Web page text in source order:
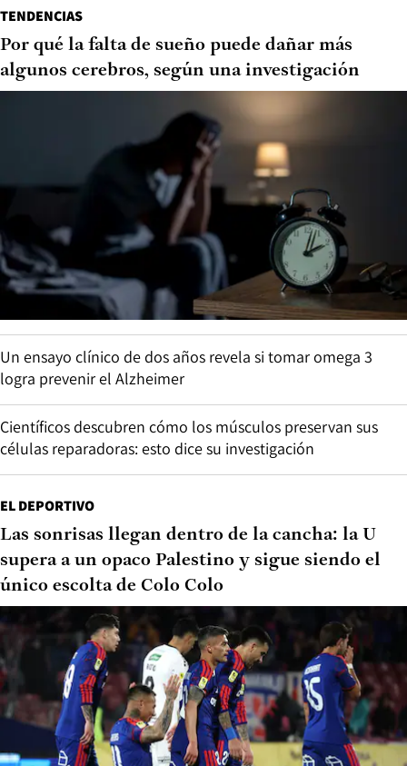
TENDENCIAS
Por qué la falta de sueño puede dañar más
algunos cerebros, según una investigación
Un ensayo clínico de dos años revela si tomar omega 3
logra prevenir el Alzheimer
Científicos descubren cómo los músculos preservan sus
células reparadoras: esto dice su investigación
EL DEPORTIVO
Las sonrisas llegan dentro de la cancha: la U
supera a un opaco Palestino y sigue siendo el
único escolta de Colo Colo